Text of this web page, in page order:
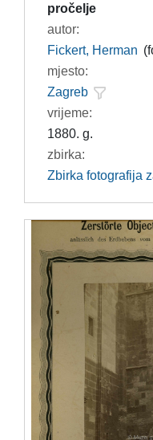
pročelje
autor:
Fickert, Herman
mjesto:
Zagreb
vrijeme:
1880. g.
zbirka:
Zbirka fotografija